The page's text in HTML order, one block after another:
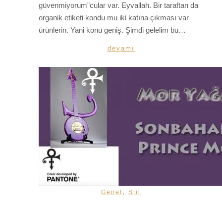
güvenmiyorum”cular var. Eyvallah. Bir taraftan da
organik etiketi kondu mu iki katına çıkması var
ürünlerin. Yani konu geniş. Şimdi gelelim bu…
devamı
Genel , Stil